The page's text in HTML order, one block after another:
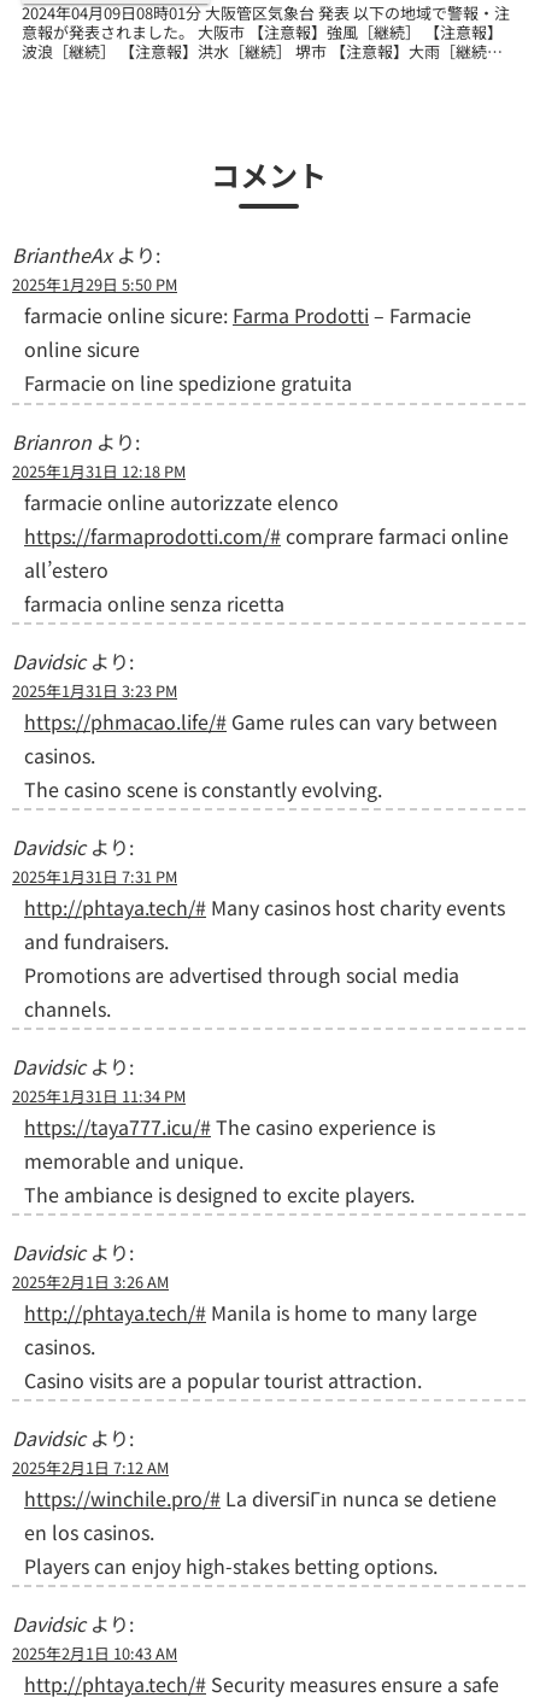
2024年04月09日08時01分 大阪管区気象台 発表 以下の地域で警報・注
意報が発表されました。 大阪市 【注意報】強風［継続］ 【注意報】
波浪［継続］ 【注意報】洪水［継続］ 堺市 【注意報】大雨［継続］
コメント
BriantheAx より:
2025年1月29日 5:50 PM
farmacie online sicure: Farma Prodotti– Farmacie
online sicure
Farmacie on line spedizione gratuita
Brianron より:
2025年1月31日 12:18 PM
farmacie online autorizzate elenco
https://farmaprodotti.com/#comprare farmaci online
all’estero
farmacia online senza ricetta
Davidsic より:
2025年1月31日 3:23 PM
https://phmacao.life/# Game rules can vary between
casinos.
The casino scene is constantly evolving.
Davidsic より:
2025年1月31日 7:31 PM
http://phtaya.tech/# Many casinos host charity events
and fundraisers.
Promotions are advertised through social media
channels.
Davidsic より:
2025年1月31日 11:34 PM
https://taya777.icu/#The casino experience is
memorable and unique.
The ambiance is designed to excite players.
Davidsic より:
2025年2月1日 3:26 AM
http://phtaya.tech/# Manila is home to many large
casinos.
Casino visits are a popular tourist attraction.
Davidsic より:
2025年2月1日 7:12 AM
https://winchile.pro/# La diversiГіn nunca se detiene
en los casinos.
Players can enjoy high-stakes betting options.
Davidsic より:
2025年2月1日 10:43 AM
http://phtaya.tech/# Security measures ensure a safe